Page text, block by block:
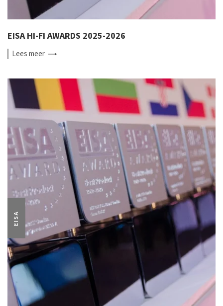
EISA HI-FI AWARDS 2025-2026
Leesmeer
EISA